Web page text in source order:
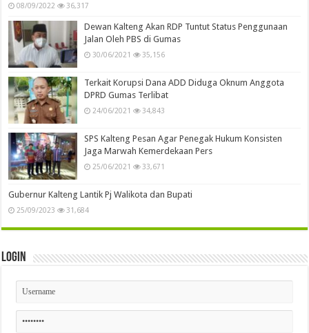
08/09/2022 36,317
Dewan Kalteng Akan RDP Tuntut Status Penggunaan
Jalan Oleh PBS di Gumas
30/06/2021 35,156
Terkait Korupsi Dana ADD Diduga Oknum Anggota
DPRD Gumas Terlibat
24/06/2021 34,843
SPS Kalteng Pesan Agar Penegak Hukum Konsisten
Jaga Marwah Kemerdekaan Pers
25/06/2021 33,671
Gubernur Kalteng Lantik Pj Walikota dan Bupati
25/09/2023 31,684
Login